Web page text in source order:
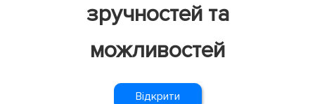
зручностей та
можливостей
Відкрити